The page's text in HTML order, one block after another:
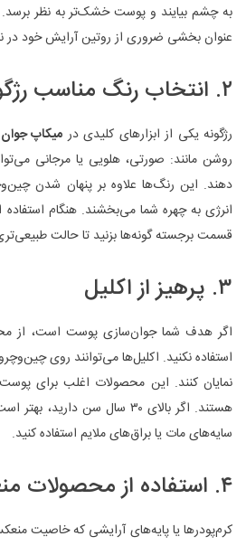
به چشم بیایند و پوست خشک‌تر به نظر برسد.
عنوان بخشی ضروری از روتین آرایش خود در
۲. انتخاب رنگ مناسب رژگونه
رژگونه یکی از ابزارهای کلیدی در میکاپ جوان
روشن مانند: صورتی، هلویی یا مرجانی
دهند. این رنگ‌ها علاوه بر پنهان شدن
انرژی به چهره شما می‌بخشند. هنگام استفاده
قسمت برجسته گونه‌ها بزنید تا حالت
۳. پرهیز از اکلیل
اگر هدف شما جوان‌سازی پوست است، از
استفاده نکنید. اکلیل‌ها می‌توانند روی
نمایان کنند. این محصولات اغلب برای
هستند. اگر بالای ۳۰ سال سن
سایه‌های مات یا براق‌های ملایم استفاده کنید.
۴. استفاده از محصولات منعکس‌کننده نور
کرم‌پودرها یا پایه‌های آرایشی که خاصیت